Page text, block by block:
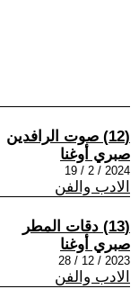
(12) صوت الرافدين
صبري أوغنا
2024 / 2 / 19
الادب والفن
(13) دقات المطر
صبري أوغنا
2023 / 12 / 28
الادب والفن